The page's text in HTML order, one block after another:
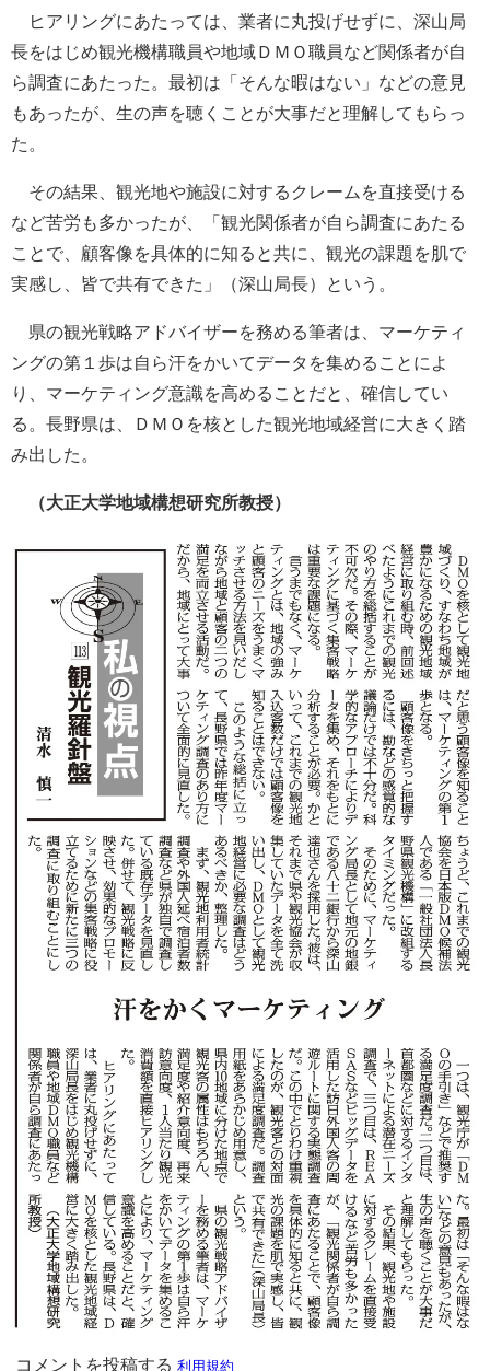
ヒアリングにあたっては、業者に丸投げせずに、深山局
長をはじめ観光機構職員や地域ＤＭＯ職員など関係者が自
ら調査にあたった。最初は「そんな暇はない」などの意見
もあったが、生の声を聴くことが大事だと理解してもらっ
た。
その結果、観光地や施設に対するクレームを直接受ける
など苦労も多かったが、「観光関係者が自ら調査にあたる
ことで、顧客像を具体的に知ると共に、観光の課題を肌で
実感し、皆で共有できた」（深山局長）という。
県の観光戦略アドバイザーを務める筆者は、マーケティ
ングの第１歩は自ら汗をかいてデータを集めることによ
り、マーケティング意識を高めることだと、確信してい
る。長野県は、ＤＭＯを核とした観光地域経営に大きく踏
み出した。
（大正大学地域構想研究所教授）